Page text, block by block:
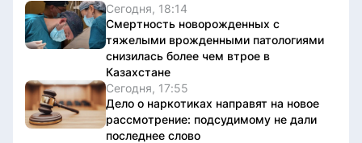
Сегодня, 18:14
Смертность новорожденных с
тяжелыми врожденными патологиями
снизилась более чем втрое в
Казахстане
Сегодня, 17:55
Дело о наркотиках направят на новое
рассмотрение: подсудимому не дали
последнее слово